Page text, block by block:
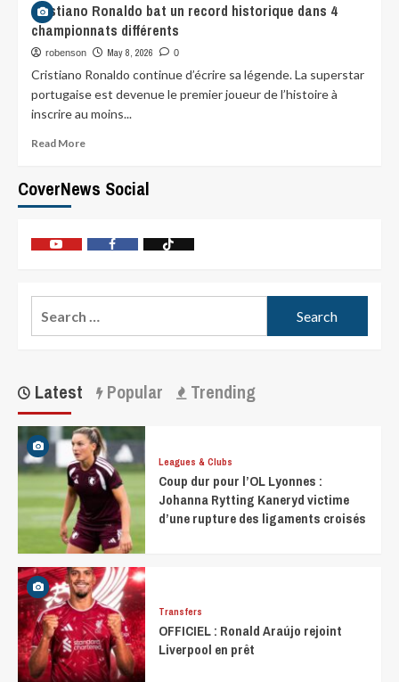
Cristiano Ronaldo bat un record historique dans 4
championnats différents
robenson May 8, 2026 0
Cristiano Ronaldo continue d’écrire sa légende. La superstar
portugaise est devenue le premier joueur de l’histoire à
inscrire au moins...
Read More
CoverNews Social
Latest Popular Trending
Leagues & Clubs
Coup dur pour l’OL Lyonnes :
Johanna Rytting Kaneryd victime
d’une rupture des ligaments croisés
Transfers
OFFICIEL : Ronald Araújo rejoint
Liverpool en prêt